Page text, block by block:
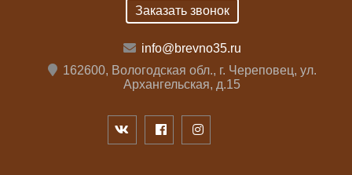
Заказать звонок
info@brevno35.ru
162600, Вологодская обл., г. Череповец, ул.
Архангельская, д.15